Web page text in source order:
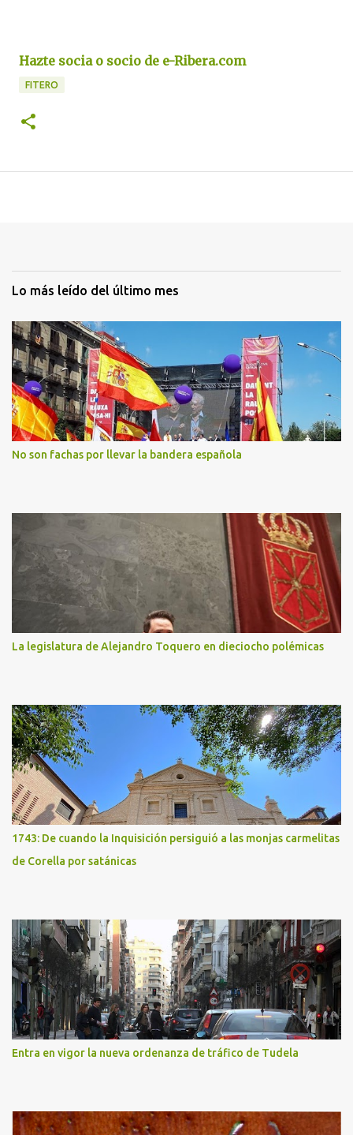
Hazte socia o socio de e-Ribera.com
FITERO
Lo más leído del último mes
No son fachas por llevar la bandera española
La legislatura de Alejandro Toquero en dieciocho polémicas
1743: De cuando la Inquisición persiguió a las monjas carmelitas
de Corella por satánicas
Entra en vigor la nueva ordenanza de tráfico de Tudela